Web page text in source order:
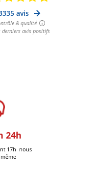
24h
17h nous